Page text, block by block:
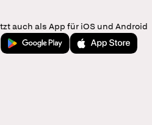
auch als App für iOS und Android
Jetzt bei Google PlayLaden im App Store